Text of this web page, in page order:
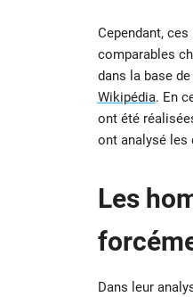
Cependant,
comparables
dans la base
Wikipédia. En
ont été
ont analysé les
Les
Dans leur